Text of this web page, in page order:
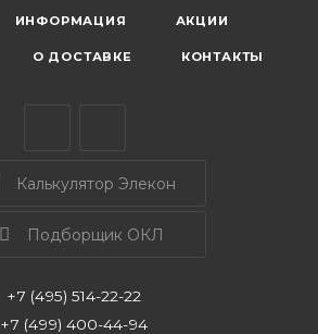
ИНФОРМАЦИЯ АКЦИИ
О ДОСТАВКЕ КОНТАКТЫ
Калькулятор Элекон
Подборщик ОКЛ
+7 (495) 514-22-22
+7 (499) 400-44-94